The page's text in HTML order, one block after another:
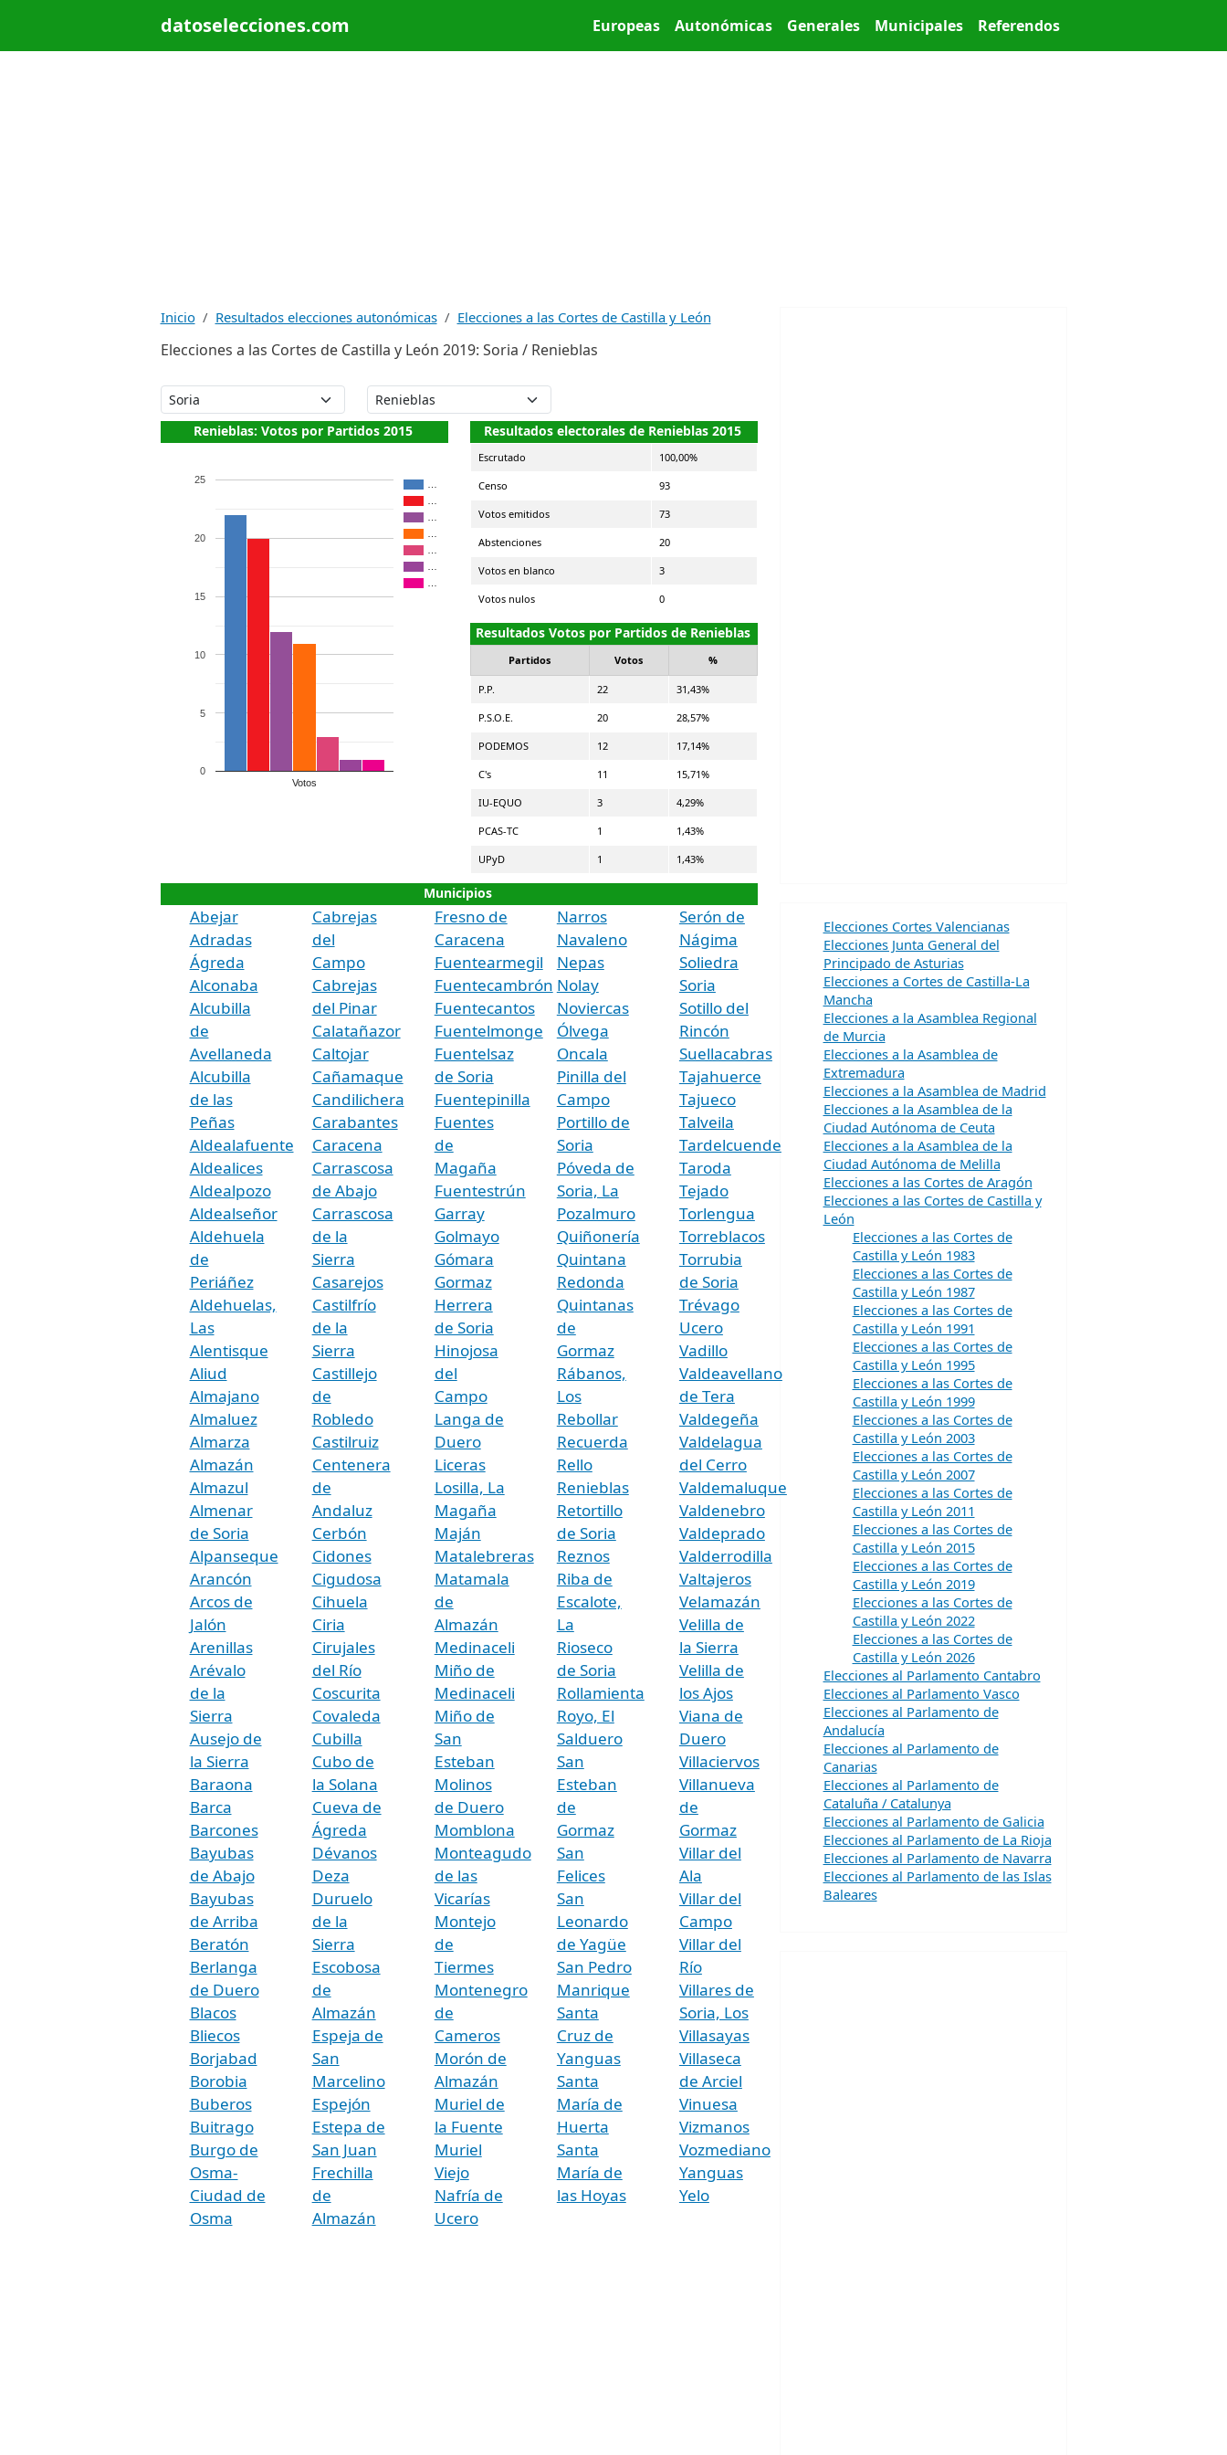
datoselecciones.com Main menu
Europeas Autonómicas Generales Municipales Referendos
Inicio Resultados elecciones autonómicas Elecciones a las Cortes de Castilla y León
Elecciones a las Cortes de Castilla y León 2019: Soria / Renieblas
Renieblas: Votos por Partidos 2015
Votos
0
5
10
15
20
25
Resultados electorales de Renieblas 2015
Escrutado 100,00%
Censo 93
Votos emitidos 73
Abstenciones 20
Votos en blanco 3
Votos nulos 0
Resultados Votos por Partidos de Renieblas
Partidos Votos %
P.P. 22 31,43%
P.S.O.E. 20 28,57%
PODEMOS 12 17,14%
C's 11 15,71%
IU-EQUO 3 4,29%
PCAS-TC 1 1,43%
UPyD 1 1,43%
Municipios
Abejar
Adradas
Ágreda
Alconaba
Alcubilla
de
Avellaneda
Alcubilla
de las
Peñas
Aldealafuente
Aldealices
Aldealpozo
Aldealseñor
Aldehuela
de
Periáñez
Aldehuelas,
Las
Alentisque
Aliud
Almajano
Almaluez
Almarza
Almazán
Almazul
Almenar
de Soria
Alpanseque
Arancón
Arcos de
Jalón
Arenillas
Arévalo
de la
Sierra
Ausejo de
la Sierra
Baraona
Barca
Barcones
Bayubas
de Abajo
Bayubas
de Arriba
Beratón
Berlanga
de Duero
Blacos
Bliecos
Borjabad
Borobia
Buberos
Buitrago
Burgo de
Osma-
Ciudad de
Osma
Cabrejas
del
Campo
Cabrejas
del Pinar
Calatañazor
Caltojar
Cañamaque
Candilichera
Carabantes
Caracena
Carrascosa
de Abajo
Carrascosa
de la
Sierra
Casarejos
Castilfrío
de la
Sierra
Castillejo
de
Robledo
Castilruiz
Centenera
de
Andaluz
Cerbón
Cidones
Cigudosa
Cihuela
Ciria
Cirujales
del Río
Coscurita
Covaleda
Cubilla
Cubo de
la Solana
Cueva de
Ágreda
Dévanos
Deza
Duruelo
de la
Sierra
Escobosa
de
Almazán
Espeja de
San
Marcelino
Espejón
Estepa de
San Juan
Frechilla
de
Almazán
Fresno de
Caracena
Fuentearmegil
Fuentecambrón
Fuentecantos
Fuentelmonge
Fuentelsaz
de Soria
Fuentepinilla
Fuentes
de
Magaña
Fuentestrún
Garray
Golmayo
Gómara
Gormaz
Herrera
de Soria
Hinojosa
del
Campo
Langa de
Duero
Liceras
Losilla, La
Magaña
Maján
Matalebreras
Matamala
de
Almazán
Medinaceli
Miño de
Medinaceli
Miño de
San
Esteban
Molinos
de Duero
Momblona
Monteagudo
de las
Vicarías
Montejo
de
Tiermes
Montenegro
de
Cameros
Morón de
Almazán
Muriel de
la Fuente
Muriel
Viejo
Nafría de
Ucero
Narros
Navaleno
Nepas
Nolay
Noviercas
Ólvega
Oncala
Pinilla del
Campo
Portillo de
Soria
Póveda de
Soria, La
Pozalmuro
Quiñonería
Quintana
Redonda
Quintanas
de
Gormaz
Rábanos,
Los
Rebollar
Recuerda
Rello
Renieblas
Retortillo
de Soria
Reznos
Riba de
Escalote,
La
Rioseco
de Soria
Rollamienta
Royo, El
Salduero
San
Esteban
de
Gormaz
San
Felices
San
Leonardo
de Yagüe
San Pedro
Manrique
Santa
Cruz de
Yanguas
Santa
María de
Huerta
Santa
María de
las Hoyas
Serón de
Nágima
Soliedra
Soria
Sotillo del
Rincón
Suellacabras
Tajahuerce
Tajueco
Talveila
Tardelcuende
Taroda
Tejado
Torlengua
Torreblacos
Torrubia
de Soria
Trévago
Ucero
Vadillo
Valdeavellano
de Tera
Valdegeña
Valdelagua
del Cerro
Valdemaluque
Valdenebro
Valdeprado
Valderrodilla
Valtajeros
Velamazán
Velilla de
la Sierra
Velilla de
los Ajos
Viana de
Duero
Villaciervos
Villanueva
de
Gormaz
Villar del
Ala
Villar del
Campo
Villar del
Río
Villares de
Soria, Los
Villasayas
Villaseca
de Arciel
Vinuesa
Vizmanos
Vozmediano
Yanguas
Yelo
Elecciones Cortes Valencianas
Elecciones Junta General del
Principado de Asturias
Elecciones a Cortes de Castilla-La
Mancha
Elecciones a la Asamblea Regional
de Murcia
Elecciones a la Asamblea de
Extremadura
Elecciones a la Asamblea de Madrid
Elecciones a la Asamblea de la
Ciudad Autónoma de Ceuta
Elecciones a la Asamblea de la
Ciudad Autónoma de Melilla
Elecciones a las Cortes de Aragón
Elecciones a las Cortes de Castilla y
León
Elecciones a las Cortes de
Castilla y León 1983
Elecciones a las Cortes de
Castilla y León 1987
Elecciones a las Cortes de
Castilla y León 1991
Elecciones a las Cortes de
Castilla y León 1995
Elecciones a las Cortes de
Castilla y León 1999
Elecciones a las Cortes de
Castilla y León 2003
Elecciones a las Cortes de
Castilla y León 2007
Elecciones a las Cortes de
Castilla y León 2011
Elecciones a las Cortes de
Castilla y León 2015
Elecciones a las Cortes de
Castilla y León 2019
Elecciones a las Cortes de
Castilla y León 2022
Elecciones a las Cortes de
Castilla y León 2026
Elecciones al Parlamento Cantabro
Elecciones al Parlamento Vasco
Elecciones al Parlamento de
Andalucía
Elecciones al Parlamento de
Canarias
Elecciones al Parlamento de
Cataluña / Catalunya
Elecciones al Parlamento de Galicia
Elecciones al Parlamento de La Rioja
Elecciones al Parlamento de Navarra
Elecciones al Parlamento de las Islas
Baleares